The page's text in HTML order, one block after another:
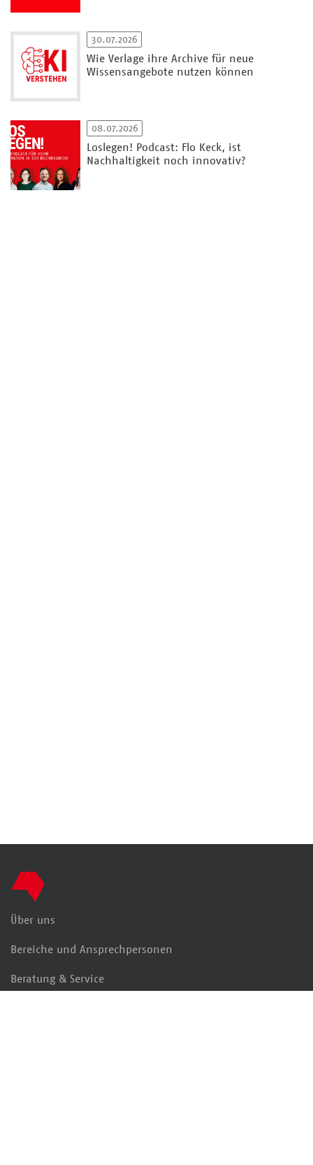
30.07.2026
Wie Verlage ihre Archive für neue
Wissensangebote nutzen können
08.07.2026
Loslegen! Podcast: Flo Keck, ist
Nachhaltigkeit noch innovativ?
Über uns
Bereiche und Ansprechpersonen
Beratung & Service